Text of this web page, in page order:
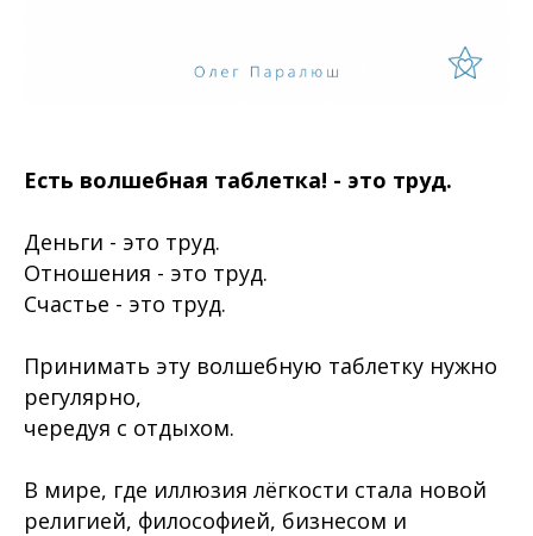
Есть волшебная таблетка! - это труд.
Деньги - это труд.
Отношения - это труд.
Счастье - это труд.
Принимать эту волшебную таблетку нужно
регулярно,
чередуя с отдыхом.
В мире, где иллюзия лёгкости стала новой
религией, философией, бизнесом и